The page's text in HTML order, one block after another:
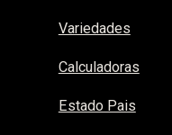
Variedades
Calculadoras
Estado Pais